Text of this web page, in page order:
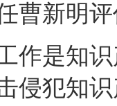
曹新明
是知识
侵犯知